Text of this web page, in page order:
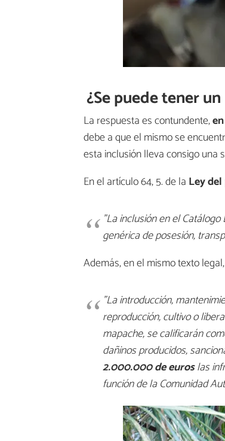
¿Se puede tener
La respuesta es contundente,
debe a que el mismo se
esta inclusión lleva consigo una
En el artículo 64, 5. de la Ley
"La inclusión en el
genérica de posesión,
Además, en el mismo texto
"La introducción,
reproducción, cultivo o
mapache, se calificarán
dañinos producidos,
2.000.000 de euroslas
función de la Comunidad